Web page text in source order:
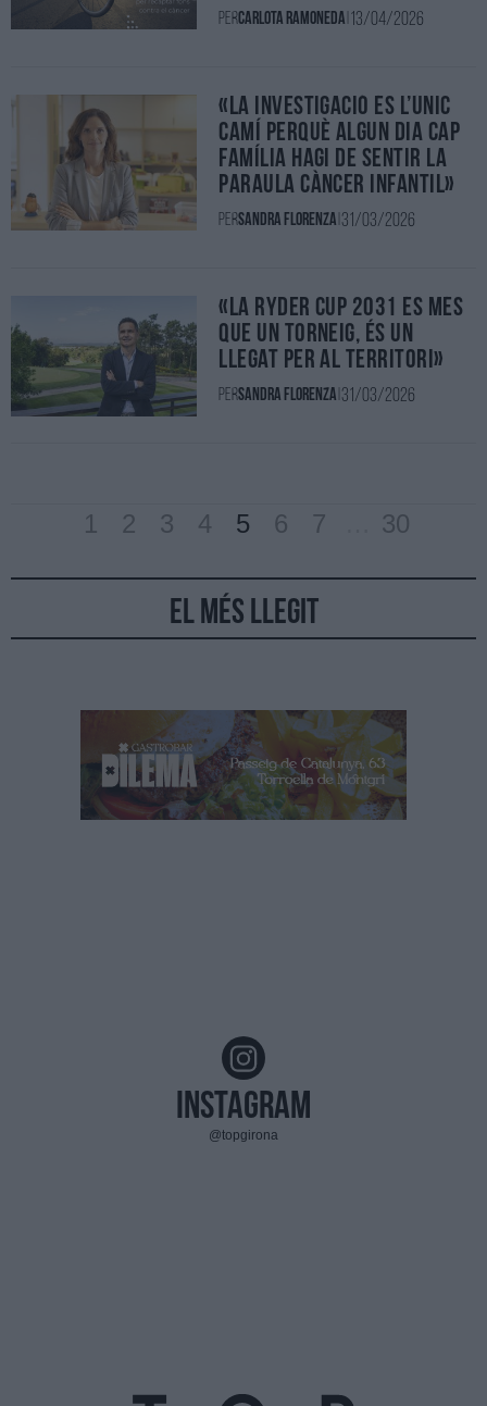
PerCarlota Ramoneda 13/04/2026
«La investigació és l’únic
camí perquè algun dia cap
família hagi de sentir la
paraula càncer infantil»
PerSandra Florenza 31/03/2026
«La Ryder Cup 2031 és més
que un torneig, és un
llegat per al territori»
PerSandra Florenza 31/03/2026
1 2 3 4 5 6 7 30
El més llegit
Instagram
@topgirona